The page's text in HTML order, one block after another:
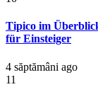
Tipico im
für Einsteiger
4 săptămâni ago
11